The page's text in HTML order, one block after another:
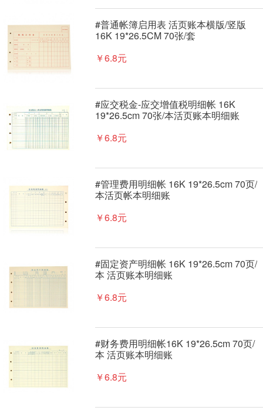
#普通帐簿启用表 活页账本横版/竖版
16K 19*26.5CM 70张/套
￥6.8元
#应交税金-应交增值税明细帐 16K
19*26.5cm 70张/本活页账本明细账
￥6.8元
#管理费用明细帐 16K 19*26.5cm 70页/
本活页帐本明细账
￥6.8元
#固定资产明细帐 16K 19*26.5cm 70页/
本 活页账本明细账
￥6.8元
#财务费用明细帐16K 19*26.5cm 70页/
本 活页账本明细账
￥6.8元